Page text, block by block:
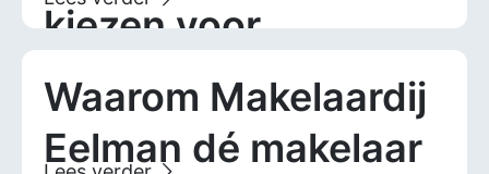
kiezen voor
Makelaardij Eelman
Waarom Makelaardij
Eelman dé makelaar